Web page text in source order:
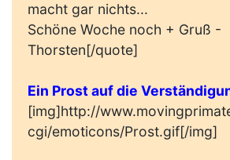
macht gar nichts...
Schöne Woche noch + Gruß -
Thorsten[/quote]
Ein Prost auf die
[img]http://
cgi/emoticons/Prost.gif[/img]